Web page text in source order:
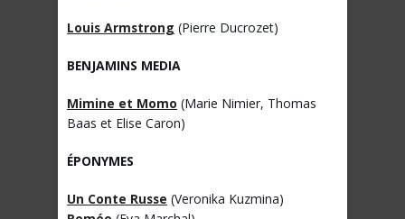
Louis Armstrong (Pierre Ducrozet)
BENJAMINS MEDIA
Mimine et Momo (Marie Nimier, Thomas
Baas et Elise Caron)
ÉPONYMES
Un Conte Russe (Veronika Kuzmina)